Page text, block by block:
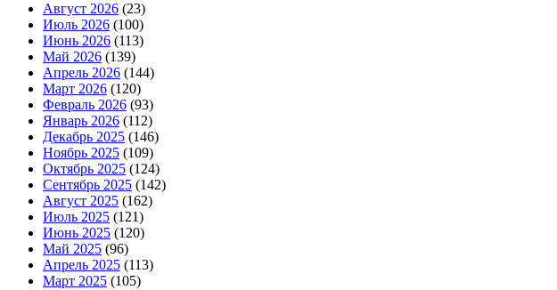
Август 2026 (23)
Июль 2026 (100)
Июнь 2026 (113)
Май 2026 (139)
Апрель 2026 (144)
Март 2026 (120)
Февраль 2026 (93)
Январь 2026 (112)
Декабрь 2025 (146)
Ноябрь 2025 (109)
Октябрь 2025 (124)
Сентябрь 2025 (142)
Август 2025 (162)
Июль 2025 (121)
Июнь 2025 (120)
Май 2025 (96)
Апрель 2025 (113)
Март 2025 (105)